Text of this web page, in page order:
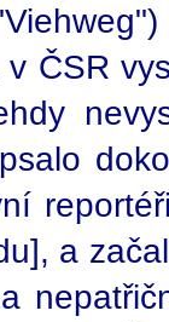
ČSR
a